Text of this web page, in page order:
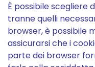
È possibile scegliere
tranne quelli
browser, è possibile
assicurarsi che i
parte dei browser